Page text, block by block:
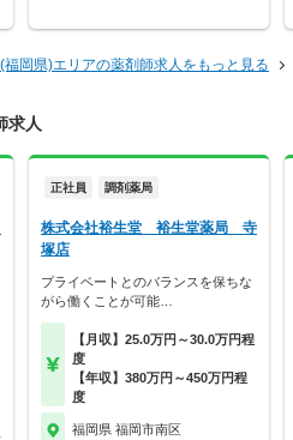
福岡県)エリアの薬剤師求人をもっと見る
求人
正社員 調剤薬局
株式会社裕生堂 裕生堂薬局 寺
塚店
プライベートとのバランスを保ちな
がら働くことが可能…
【月収】25.0万円～30.0万円程
度
【年収】380万円～450万円程
度
福岡県 福岡市南区